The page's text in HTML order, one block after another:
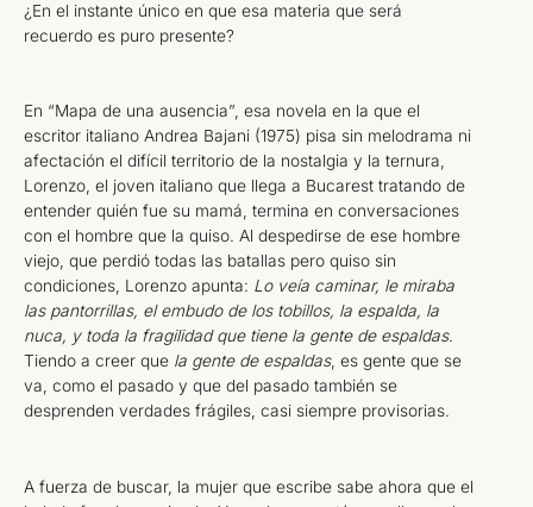
¿En el instante único en que esa materia que será
recuerdo es puro presente?
En “Mapa de una ausencia”, esa novela en la que el
escritor italiano Andrea Bajani (1975) pisa sin melodrama ni
afectación el difícil territorio de la nostalgia y la ternura,
Lorenzo, el joven italiano que llega a Bucarest tratando de
entender quién fue su mamá, termina en conversaciones
con el hombre que la quiso. Al despedirse de ese hombre
viejo, que perdió todas las batallas pero quiso sin
condiciones, Lorenzo apunta: Lo veía caminar, le miraba
las pantorrillas, el embudo de los tobillos, la espalda, la
nuca, y toda la fragilidad que tiene la gente de espaldas.
Tiendo a creer que la gente de espaldas, es gente que se
va, como el pasado y que del pasado también se
desprenden verdades frágiles, casi siempre provisorias.
A fuerza de buscar, la mujer que escribe sabe ahora que el